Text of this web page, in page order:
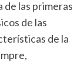
de las primeras
de las
de la